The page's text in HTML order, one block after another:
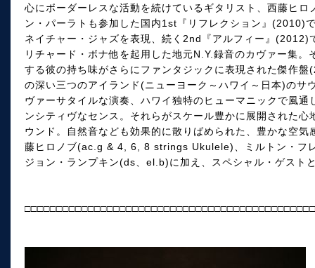
心にボーダーレスな活動を続けているギタリスト、西藤ヒ
ン・パーラトも参加した国内1st『リフレクション』(2010)
ネイチャー・ジャズを表現、続く2nd『アルフィー』(2012)
リチャード・ボナ他を起用した地元N.Y.録音のカヴァー集
する彼の持ち味がさらにファンタジックに表現された傑作
の深い三つのアイランド(ニューヨーク～ハワイ～日本)のサ
ヴァーサタイルな演奏、ハワイ独特のヒューマニックで風
ンシティヴなセンス。それらがスケール豊かに展開された
ウンド。自然音なども効果的に散りばめられた、豊かな空
藤ヒロノブ(ac.g & 4, 6, 8 strings Ukulele)、ミルトン・フ
ジョン・ランプキン(ds、el.b)に加え、スペシャル・ゲスト